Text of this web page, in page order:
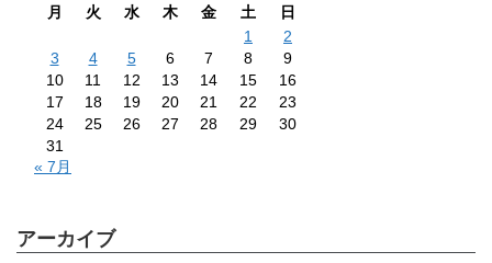
月
火 水 木 金 土
日
1
2
3
4 5 6 7 8
9
10
11 12 13 14 15
16
17
18 19 20 21 22
23
24
25 26 27 28 29
30
31
« 7月
アーカイブ